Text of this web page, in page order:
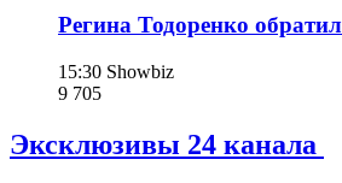
Регина Тодоренко
15:30 Showbiz
9 705
Эксклюзивы 24 канала